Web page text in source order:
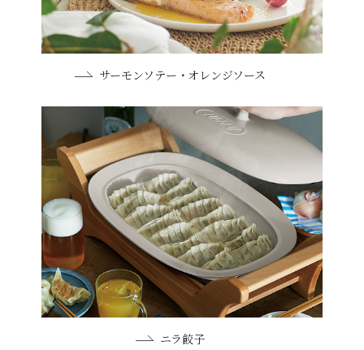
サーモンソテー・オレンジソース
ニラ餃子